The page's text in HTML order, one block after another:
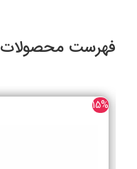
فهرست محصولات
15%